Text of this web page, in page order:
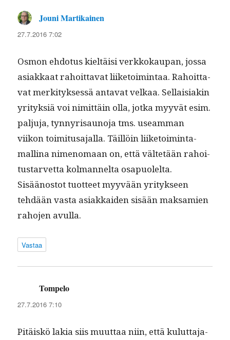
Jouni Martikainen
27.7.2016 7:02
Osmon ehdo­tus kieltäisi verkkokau­pan, jos­sa
asi­akkaat rahoit­ta­vat liike­toim­intaa. Rahoit­ta­
vat merk­i­tyk­sessä anta­vat velkaa. Sel­l­aisi­akin
yri­tyk­siä voi nimit­täin olla, jot­ka myyvät esim.
palju­ja, tyn­nyrisauno­ja tms. use­am­man
viikon toim­i­tusa­jal­la. Täil­löin liike­toim­inta­
mal­li­na nimeno­maan on, että väl­tetään rahoi­
tus­tarvet­ta kol­man­nelta osa­puolelta.
Sisäänos­tot tuot­teet myyvään yri­tyk­seen
tehdään vas­ta asi­akkaiden sisään mak­samien
raho­jen avulla.
Vastaa
Tompelo
27.7.2016 7:10
Pitäiskö lakia siis muut­taa niin, että kulut­ta­ja-